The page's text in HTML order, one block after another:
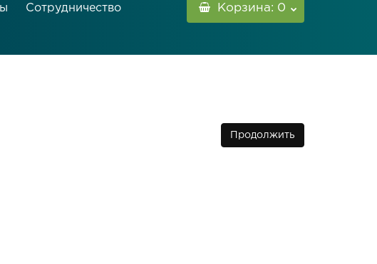
Сотрудничество Корзина: 0
Продолжить